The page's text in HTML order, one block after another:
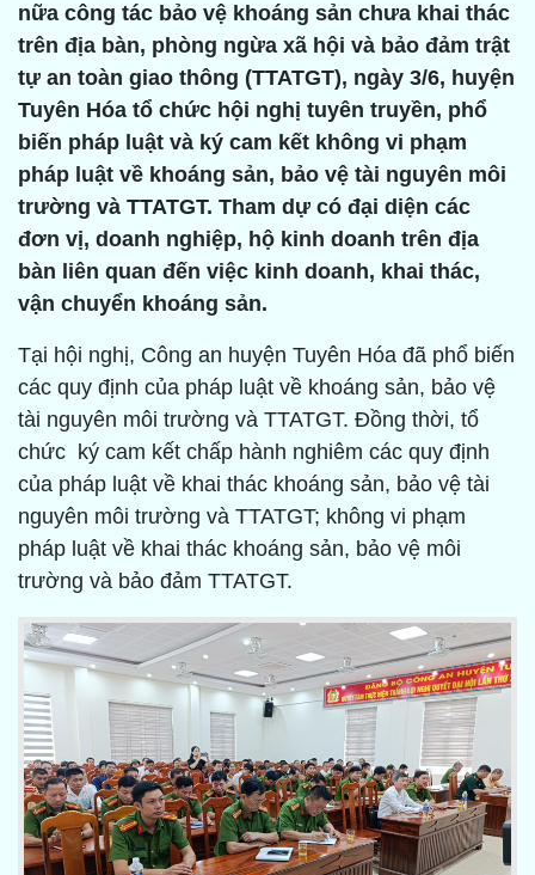
nữa công tác bảo vệ khoáng sản chưa khai thác
trên địa bàn, phòng ngừa xã hội và bảo đảm trật
tự an toàn giao thông (TTATGT), ngày 3/6, huyện
Tuyên Hóa tổ chức hội nghị tuyên truyền, phổ
biến pháp luật và ký cam kết không vi phạm
pháp luật về khoáng sản, bảo vệ tài nguyên môi
trường và TTATGT. Tham dự có đại diện các
đơn vị, doanh nghiệp, hộ kinh doanh trên địa
bàn liên quan đến việc kinh doanh, khai thác,
vận chuyển khoáng sản.
Tại hội nghị, Công an huyện Tuyên Hóa đã phổ biến
các quy định của pháp luật về khoáng sản, bảo vệ
tài nguyên môi trường và TTATGT. Đồng thời, tổ
chức ký cam kết chấp hành nghiêm các quy định
của pháp luật về khai thác khoáng sản, bảo vệ tài
nguyên môi trường và TTATGT; không vi phạm
pháp luật về khai thác khoáng sản, bảo vệ môi
trường và bảo đảm TTATGT.